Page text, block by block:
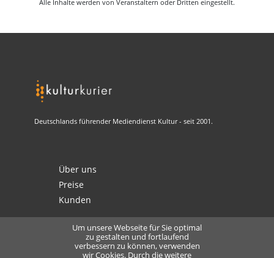
Alle Inhalte werden von Veranstaltern oder Dritten eingestellt.
Deutschlands führender Mediendienst Kultur - seit 2001.
Über uns
Preise
Kunden
Kontakt
Um unsere Webseite für Sie optimal
zu gestalten und fortlaufend
verbessern zu können, verwenden
wir Cookies. Durch die weitere